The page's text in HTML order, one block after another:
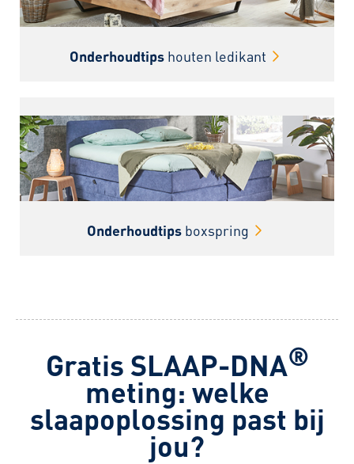
Onderhoudtipshouten ledikant
Onderhoudtipsboxspring
Gratis SLAAP-DNA®
meting: welke
slaapoplossing past bij
jou?